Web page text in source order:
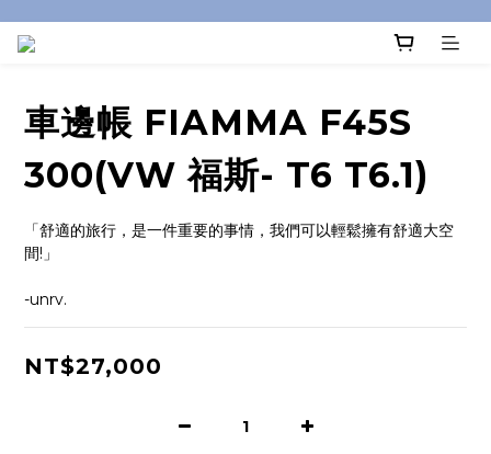
車邊帳 FIAMMA F45S
300(VW 福斯- T6 T6.1)
「舒適的旅行，是一件重要的事情，我們可以輕鬆擁有舒適大空
間!」
-unrv.
NT$27,000